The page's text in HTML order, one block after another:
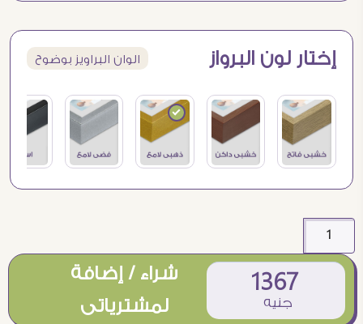
إختار لون البرواز الوان البراويز بوضوح
1367
جنيه
شراء / إضافة
لمشترياتى